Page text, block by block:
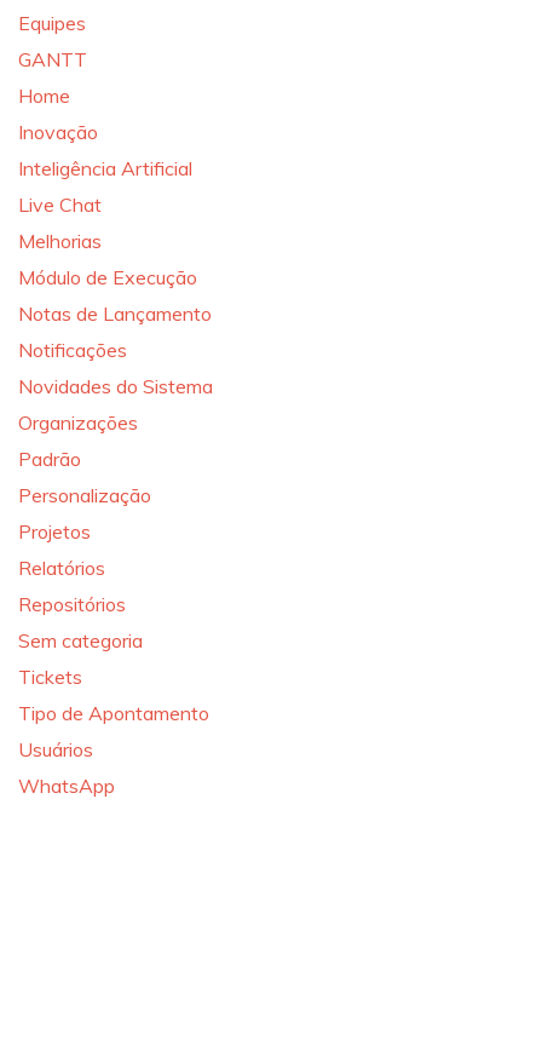
Equipes
GANTT
Home
Inovação
Inteligência Artificial
Live Chat
Melhorias
Módulo de Execução
Notas de Lançamento
Notificações
Novidades do Sistema
Organizações
Padrão
Personalização
Projetos
Relatórios
Repositórios
Sem categoria
Tickets
Tipo de Apontamento
Usuários
WhatsApp